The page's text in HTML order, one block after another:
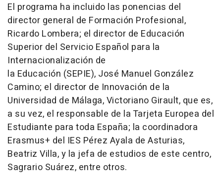
El programa ha incluido las ponencias del
director general de Formación Profesional,
Ricardo Lombera; el director de Educación
Superior del Servicio Español para la
Internacionalización de
la Educación (SEPIE), José Manuel González
Camino; el director de Innovación de la
Universidad de Málaga, Victoriano Girault, que es,
a su vez, el responsable de la Tarjeta Europea del
Estudiante para toda España; la coordinadora
Erasmus+ del IES Pérez Ayala de Asturias,
Beatriz Villa, y la jefa de estudios de este centro,
Sagrario Suárez, entre otros.